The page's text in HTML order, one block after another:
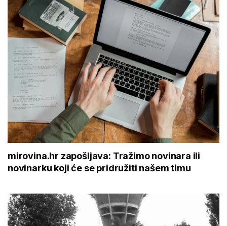
mirovina.hr zapošljava: Tražimo novinara ili
novinarku koji će se pridružiti našem timu